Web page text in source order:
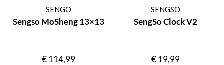
SENGO
Sengso MoSheng 13×13
€114,99
SENGSO
SengSo Clock V2
€19,99